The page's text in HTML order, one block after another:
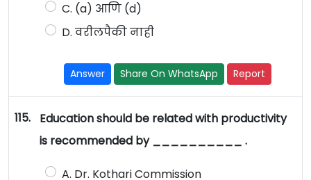
C. (a) आणि (d)
D. वरीलपैकी नाही
Answer Share On WhatsApp Report
115.
Education should be related with productivity
is recommended by __________ .
A. Dr. Kothari Commission